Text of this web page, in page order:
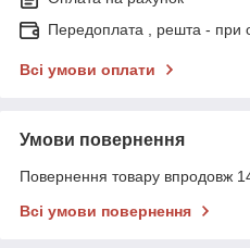
Передоплата , решта - при
Всі умови оплати
Умови повернення
Повернення товару впродовж
Всі умови повернення